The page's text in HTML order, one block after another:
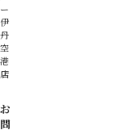
ー
伊
丹
空
港
店
お
問